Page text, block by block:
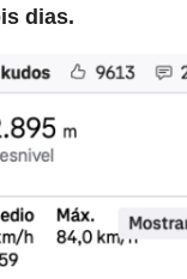
dias.